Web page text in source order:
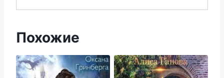
Похожие